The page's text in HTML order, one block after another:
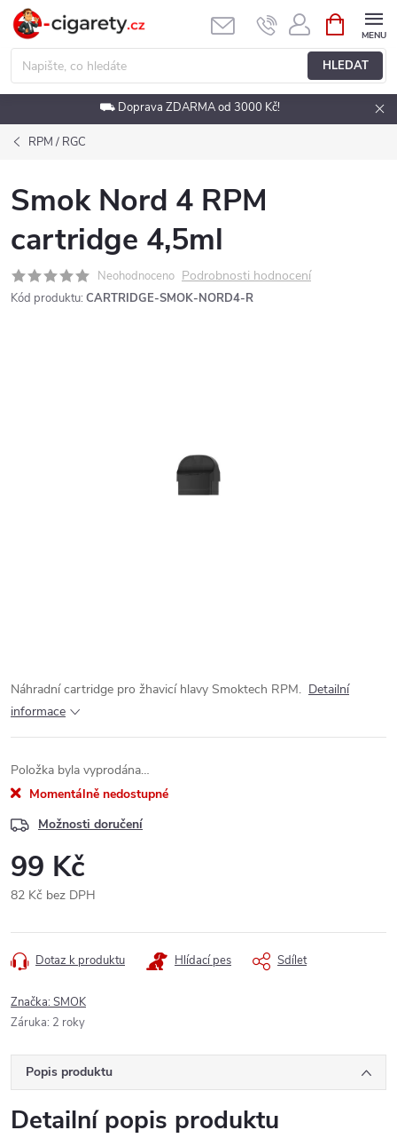
Přejít
obsah
HLEDAT
NÁKUPNÍ
KOŠÍK
⛟ Doprava ZDARMA od 3000 Kč!
RPM / RGC
Smok Nord 4 RPM
cartridge 4,5ml
Neohodnoceno Podrobnosti hodnocení
Kód produktu: CARTRIDGE-SMOK-NORD4-R
Náhradní cartridge pro žhavicí hlavy Smoktech RPM. Detailní
informace
Položka byla vyprodána…
Momentálně nedostupné
Možnosti doručení
99 Kč
82 Kč bez DPH
cena:
Dotaz k produktu Hlídací pes Sdílet
Značka:SMOK
Záruka: 2 roky
Popis produktu
Detailní popis produktu